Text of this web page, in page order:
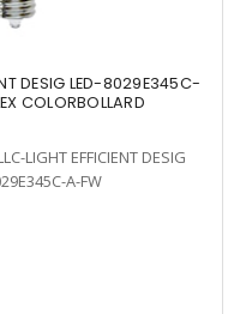
DESIG LED-8029E345C-
COLORBOLLARD
LIGHT EFFICIENT DESIG
A-FW